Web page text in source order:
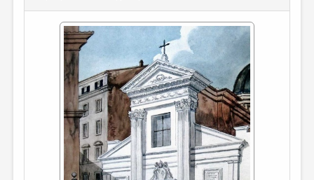
ЛИТСАЛОН
ПРАВИЛА САЙТА
ОТДЕЛЫ И РУБРИКИ
ИЗБРАННОЕ
ДАЙДЖЕСТ
ПРОИЗВЕДЕНИЯ